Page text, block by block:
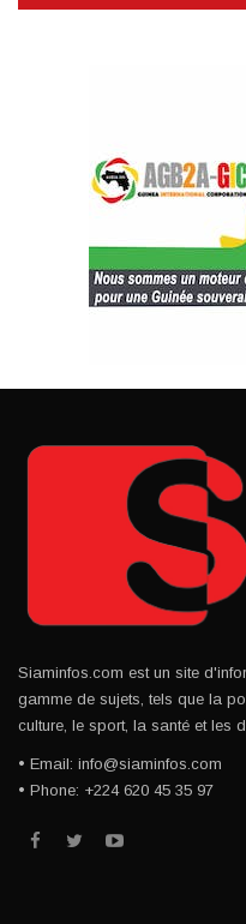
Siaminfos.com est un site
gamme de sujets, tels que la
culture, le sport, la santé et les
• Email: info@siaminfos.com
• Phone: +224 620 45 35 97